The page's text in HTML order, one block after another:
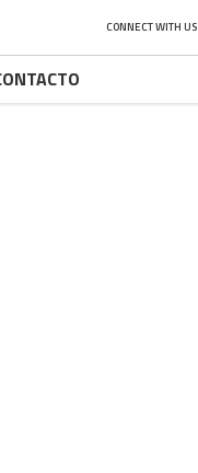
CONNECT WITH US